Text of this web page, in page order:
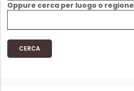
Oppure cerca per luogo o regione
CERCA